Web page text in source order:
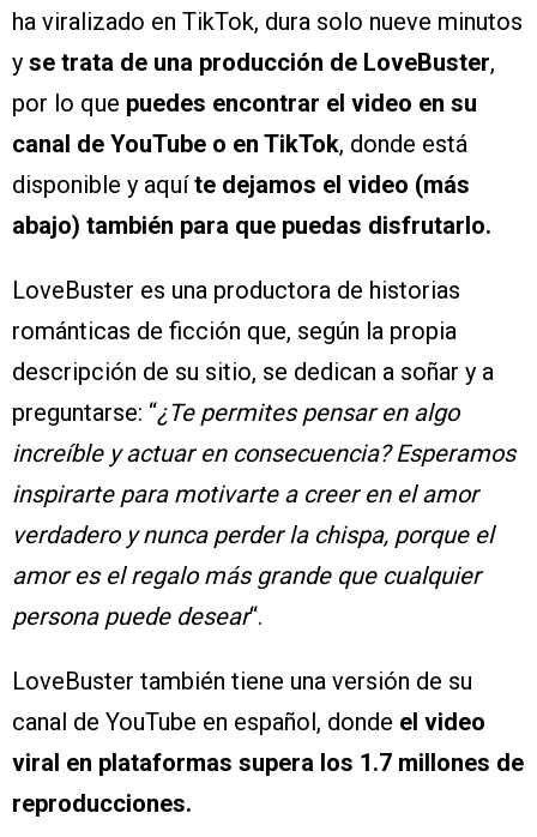
ha viralizado en TikTok, dura solo nueve minutos
y se trata de una producción de LoveBuster,
por lo que puedes encontrar el video en su
canal de YouTube o en TikTok, donde está
disponible y aquíte dejamos el video (más
abajo) también para que puedas disfrutarlo.
LoveBuster es una productora de historias
románticas de ficción que, según la propia
descripción de su sitio, se dedican a soñar y a
preguntarse: “¿Te permites pensar en algo
increíble y actuar en consecuencia? Esperamos
inspirarte para motivarte a creer en el amor
verdadero y nunca perder la chispa, porque el
amor es el regalo más grande que cualquier
persona puede desear“.
LoveBuster también tiene una versión de su
canal de YouTube en español, donde el video
viral en plataformas supera los 1.7 millones de
reproducciones.